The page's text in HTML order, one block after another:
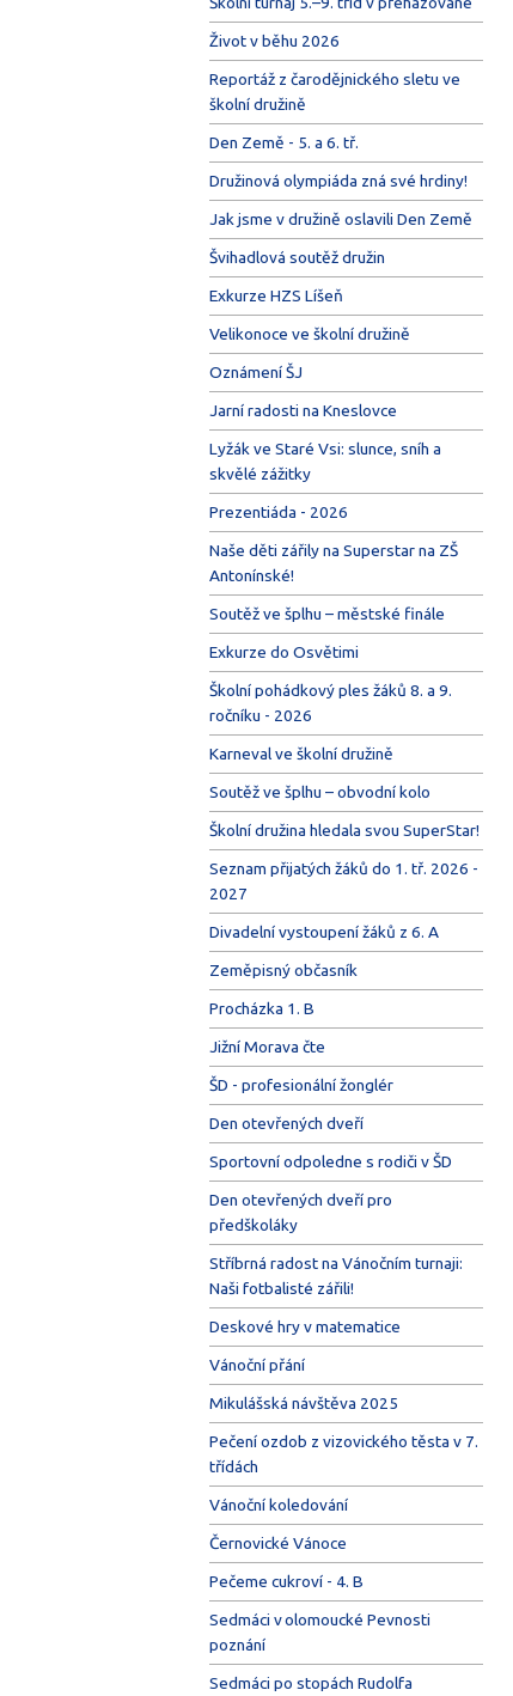
Život v běhu 2026
Reportáž z čarodějnického sletu ve
školní družině
Den Země - 5. a 6. tř.
Družinová olympiáda zná své hrdiny!
Jak jsme v družině oslavili Den Země
Švihadlová soutěž družin
Exkurze HZS Líšeň
Velikonoce ve školní družině
Oznámení ŠJ
Jarní radosti na Kneslovce
Lyžák ve Staré Vsi: slunce, sníh a
skvělé zážitky
Prezentiáda - 2026
Naše děti zářily na Superstar na ZŠ
Antonínské!
Soutěž ve šplhu – městské finále
Exkurze do Osvětimi
Školní pohádkový ples žáků 8. a 9.
ročníku - 2026
Karneval ve školní družině
Soutěž ve šplhu – obvodní kolo
Školní družina hledala svou SuperStar!
Seznam přijatých žáků do 1. tř. 2026 -
2027
Divadelní vystoupení žáků z 6. A
Zeměpisný občasník
Procházka 1. B
Jižní Morava čte
ŠD - profesionální žonglér
Den otevřených dveří
Sportovní odpoledne s rodiči v ŠD
Den otevřených dveří pro
předškoláky
Stříbrná radost na Vánočním turnaji:
Naši fotbalisté zářili!
Deskové hry v matematice
Vánoční přání
Mikulášská návštěva 2025
Pečení ozdob z vizovického těsta v 7.
třídách
Vánoční koledování
Černovické Vánoce
Pečeme cukroví - 4. B
Sedmáci v olomoucké Pevnosti
poznání
Sedmáci po stopách Rudolfa